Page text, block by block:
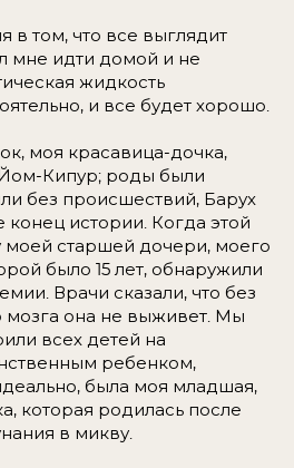
в том, что все выглядит
мне идти домой и не
жидкость
и все будет хорошо.
моя красавица-дочка,
Кипур; роды были
без происшествий, Барух
истории. Когда этой
моей старшей дочери, моего
было 15 лет, обнаружили
Врачи сказали, что без
мозга она не выживет. Мы
всех детей на
ребенком,
была моя младшая,
которая родилась после
в микву.